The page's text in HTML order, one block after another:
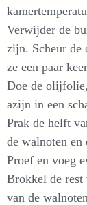
Verwijder de
zijn. Scheur de
ze een paar
Doe de
azijn in een
Prak de helft
de walnoten en
Proef en voeg
Brokkel de rest
van de